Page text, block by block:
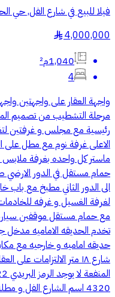
فيلا للبيع في شارع الفل, حي
4,000,000
§
1,040م²
4
واجهة العقار على واجهتين
رئيسية مع مجلس و غرفتين
حمام مستقل في الدور
الى الدور الثاني مطبخ مع
لغرفة الغسيل و غرفه
مع حمام مستقل موقفين
حديقه اماميه و خارجيه مع
شارع ١٨ متر الالتزامات
4320 ‏اسم الشارع الفل و مطله على طريق الملك سعود